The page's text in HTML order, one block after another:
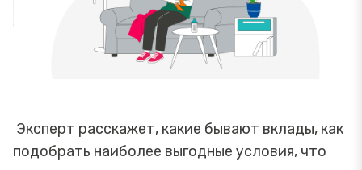
Эксперт расскажет, какие бывают вклады, как
подобрать наиболее выгодные условия, что